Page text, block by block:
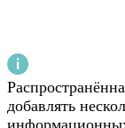
добавлять